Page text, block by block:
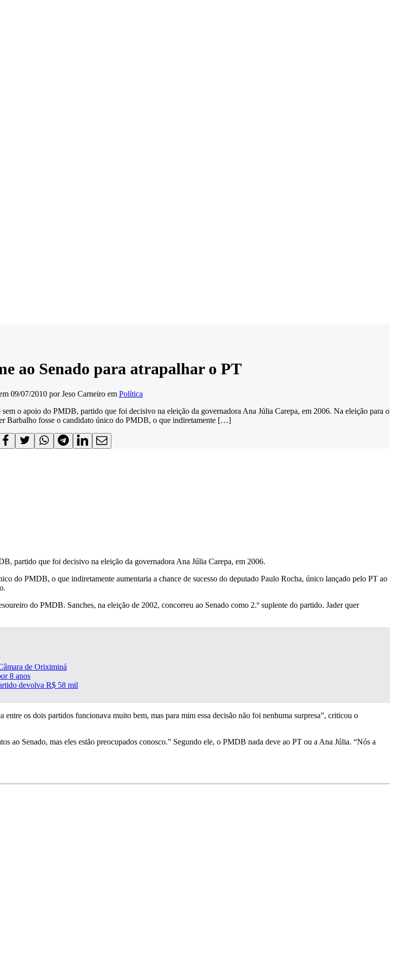
ao Senado para atrapalhar o PT
09/07/2010 porJeso Carneiro em Política
o apoio do PMDB, partido que foi decisivo na eleição da governadora Ana Júlia Carepa, em 2006. Na eleição para o
Barbalho fosse o candidato único do PMDB, o que indiretamente […]
partido que foi decisivo na eleição da governadora Ana Júlia Carepa, em 2006.
do PMDB, o que indiretamente aumentaria a chance de sucesso do deputado Paulo Rocha, único lançado pelo PT ao
do PMDB. Sanches, na eleição de 2002, concorreu ao Senado como 2.º suplente do partido. Jader quer
de Oriximiná
8 anos
devolva R$ 58 mil
os dois partidos funcionava muito bem, mas para mim essa decisão não foi nenhuma surpresa”, criticou o
ao Senado, mas eles estão preocupados conosco.” Segundo ele, o PMDB nada deve ao PT ou a Ana Júlia. “Nós a